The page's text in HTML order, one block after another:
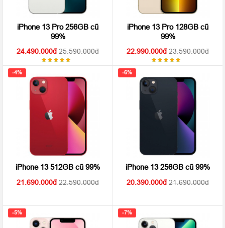
iPhone 13 Pro 256GB cũ
99%
24.490.000 25.590.000
Được
5.005
sao
iPhone 13 Pro 128GB cũ
99%
22.990.000 23.590.000
Được
5.00
sao
-4%
iPhone 13 512GB cũ 99%
21.690.000 22.590.000
-6%
iPhone 13 256GB cũ 99%
20.390.000 21.690.000
-5% -7%